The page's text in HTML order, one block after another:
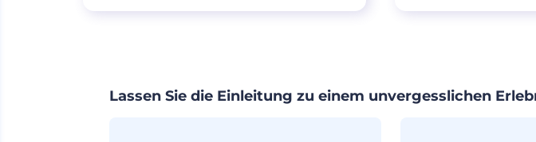
Lassen Sie die Einleitung zu einem unvergesslichen